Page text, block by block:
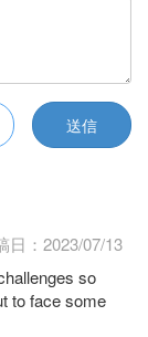
送信
日：2023/07/13
so
to face some